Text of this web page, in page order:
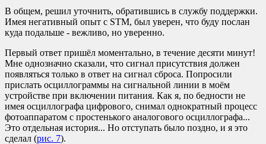
В общем, решил уточнить, обратившись в службу поддержки.
Имея негативный опыт с STM, был уверен, что буду послан
куда подальше - вежливо, но уверенно.
Первый ответ пришёл моментально, в течение десяти минут!
Мне однозначно сказали, что сигнал присутствия должен
появляться только в ответ на сигнал сброса. Попросили
прислать осциллограммы на сигнальной линии в моём
устройстве при включении питания. Как я, по бедности не
имея осциллографа цифрового, снимал однократный процесс
фотоаппаратом с простенького аналогового осциллографа...
Это отдельная история... Но отступать было поздно, и я это
сделал (рис. 7).